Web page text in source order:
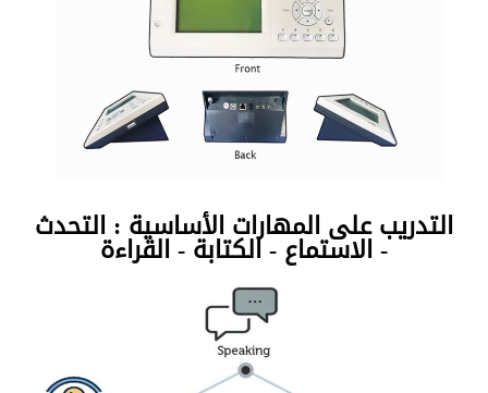
التدريب على المهارات الأساسية : التحدث
- الاستماع - الكتابة - القراءة